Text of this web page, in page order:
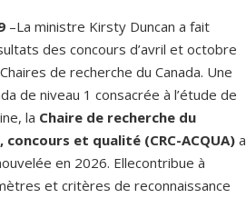
–La ministre Kirsty Duncan a fait
des concours d’avril et octobre
de recherche du Canada. Une
de niveau 1 consacrée à l’étude de
la Chaire de recherche du
et qualité (CRC-ACQUA) a
en 2026. Ellecontribue à
et critères de reconnaissance